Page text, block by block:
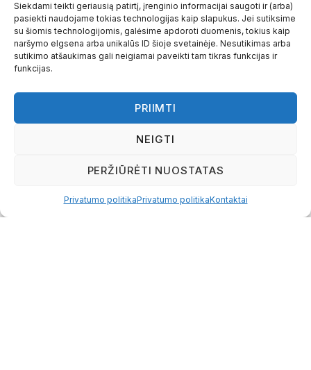
Siekdami teikti geriausią patirtį, įrenginio informacijai saugoti ir (arba)
pasiekti naudojame tokias technologijas kaip slapukus. Jei sutiksime
su šiomis technologijomis, galėsime apdoroti duomenis, tokius kaip
naršymo elgsena arba unikalūs ID šioje svetainėje. Nesutikimas arba
sutikimo atšaukimas gali neigiamai paveikti tam tikras funkcijas ir
funkcijas.
PRIIMTI
NEIGTI
PERŽIŪRĖTI NUOSTATAS
Privatumo politikaPrivatumo politikaKontaktai
Mokesčiai turint UAB, tačiau nevykdant
veiklos yra mažesni. Tokiu atveju nereikia
mokėti pelno mokesčio ir PVM, tačiau jei
įmonėje yra darbuotojų, privalu mokėti
tokiai situacijai mokami minimalūs UAB
mokesčiai už vadovo darbą (UAB
vadovas yra privalomas).
Dalintis
GRĮŽTI Į